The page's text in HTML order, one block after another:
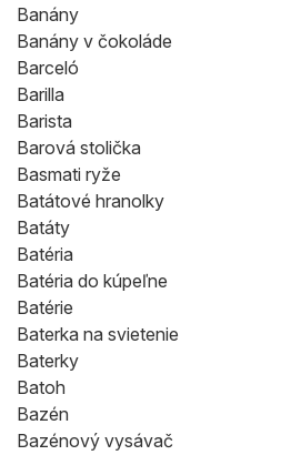
Banány
Banány v čokoláde
Barceló
Barilla
Barista
Barová stolička
Basmati ryže
Batátové hranolky
Batáty
Batéria
Batéria do kúpeľne
Batérie
Baterka na svietenie
Baterky
Batoh
Bazén
Bazénový vysávač